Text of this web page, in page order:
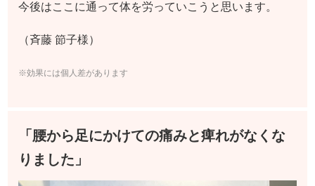
今後はここに通って体を労っていこうと思います。
（斉藤 節子様）
※効果には個人差があります
「腰から足にかけての痛みと痺れがなくな
りました」